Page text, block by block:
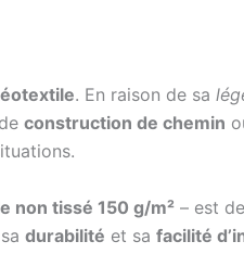
. En raison de sa
construction de chemin
non tissé 150 g/m² – est
durabilité et sa facilité